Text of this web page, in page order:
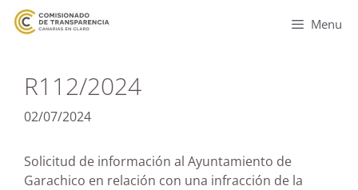
Menu
R112/2024
02/07/2024
Solicitud de información al Ayuntamiento de
Garachico en relación con una infracción de la